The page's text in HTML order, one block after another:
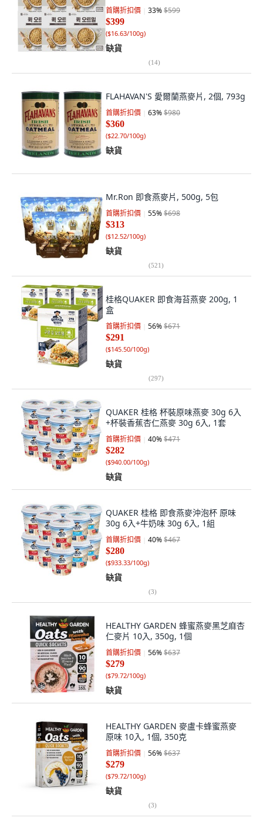
首購折扣價 33%$599
$399
($16.63/100g)
缺貨
(14)
FLAHAVAN'S 愛爾蘭燕麥片, 2個, 793g
首購折扣價 63%$980
$360
($22.70/100g)
缺貨
Mr.Ron 即食燕麥片, 500g, 5包
首購折扣價 55%$698
$313
($12.52/100g)
缺貨
(521)
桂格QUAKER 即食海苔燕麥 200g, 1
盒
首購折扣價 56%$671
$291
($145.50/100g)
缺貨
(297)
QUAKER 桂格 杯裝原味燕麥 30g 6入
+杯裝香蕉杏仁燕麥 30g 6入, 1套
首購折扣價 40%$471
$282
($940.00/100g)
缺貨
QUAKER 桂格 即食燕麥沖泡杯 原味
30g 6入+牛奶味 30g 6入, 1組
首購折扣價 40%$467
$280
($933.33/100g)
缺貨
(3)
HEALTHY GARDEN 蜂蜜燕麥黑芝麻杏
仁麥片 10入, 350g, 1個
首購折扣價 56%$637
$279
($79.72/100g)
缺貨
HEALTHY GARDEN 麥盧卡蜂蜜燕麥
原味 10入, 1個, 350克
首購折扣價 56%$637
$279
($79.72/100g)
缺貨
(3)